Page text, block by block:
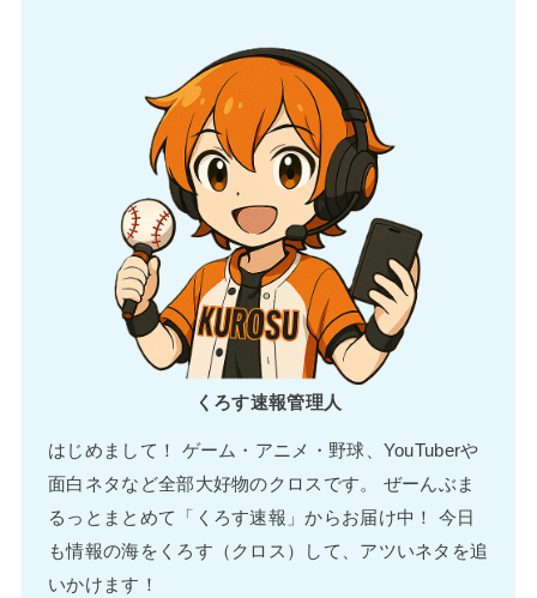
くろす速報管理人
はじめまして！ ゲーム・アニメ・野球、YouTuberや
面白ネタなど全部大好物のクロスです。 ぜーんぶま
るっとまとめて「くろす速報」からお届け中！ 今日
も情報の海をくろす（クロス）して、アツいネタを追
いかけます！